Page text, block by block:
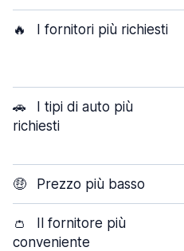
🔥 I fornitori più richiesti
🚗
I tipi di auto più
richiesti
🤑 Prezzo più basso
👛
Il fornitore più
conveniente